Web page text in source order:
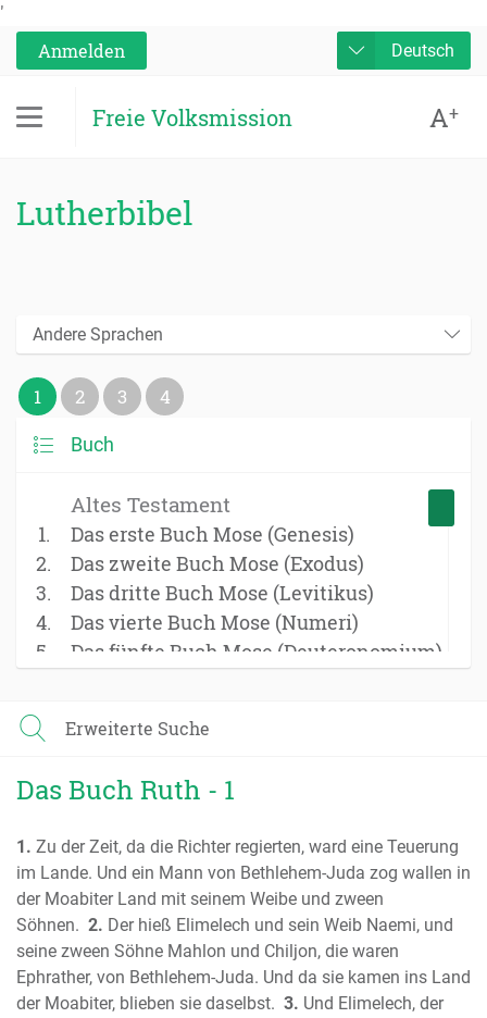
'
Anmelden
Deutsch
Freie Volksmission A+
Lutherbibel
Andere Sprachen
1 2 3 4
Buch
Altes Testament
Das erste Buch Mose (Genesis)
Das zweite Buch Mose (Exodus)
Das dritte Buch Mose (Levitikus)
Das vierte Buch Mose (Numeri)
Das fünfte Buch Mose (Deuteronomium)
Das Buch Ruth
Das zweite Buch Samuel
Das zweite Buch der Könige
Das erste Buch der Chronik
Das zweite Buch der Chronik
Das Buch Esra
Das Buch Nehemia
Das Buch Ester
Erweiterte Suche
Das Buch Ruth - 1
1. Zu der Zeit, da die Richter regierten, ward eine Teuerung
im Lande. Und ein Mann von Bethlehem-Juda zog wallen in
der Moabiter Land mit seinem Weibe und zween
Söhnen. 2. Der hieß Elimelech und sein Weib Naemi, und
seine zween Söhne Mahlon und Chiljon, die waren
Ephrather, von Bethlehem-Juda. Und da sie kamen ins Land
der Moabiter, blieben sie daselbst. 3. Und Elimelech, der